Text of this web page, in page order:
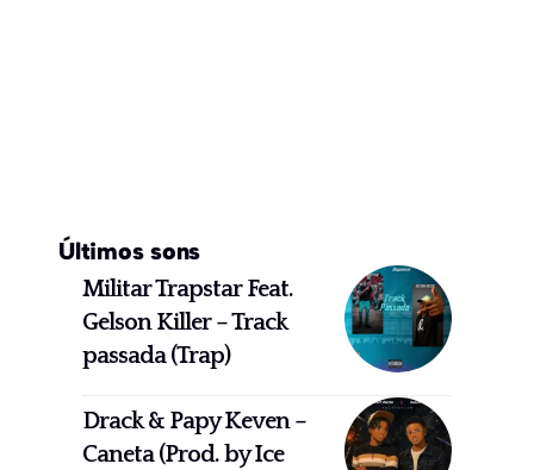
Últimos sons
Militar Trapstar Feat.
Gelson Killer – Track
passada (Trap)
Drack & Papy Keven –
Caneta (Prod. by Ice